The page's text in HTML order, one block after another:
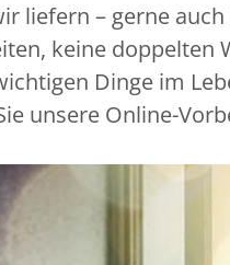
liefern – gerne
keine doppelten
Dinge im
unsere Online-